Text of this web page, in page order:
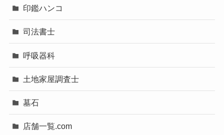
印鑑ハンコ
司法書士
呼吸器科
土地家屋調査士
墓石
店舗一覧.com